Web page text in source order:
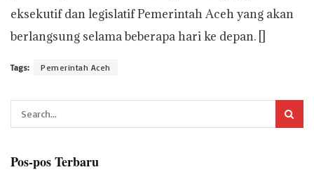
eksekutif dan legislatif Pemerintah Aceh yang akan
berlangsung selama beberapa hari ke depan. []
Tags: Pemerintah Aceh
Pos-pos Terbaru